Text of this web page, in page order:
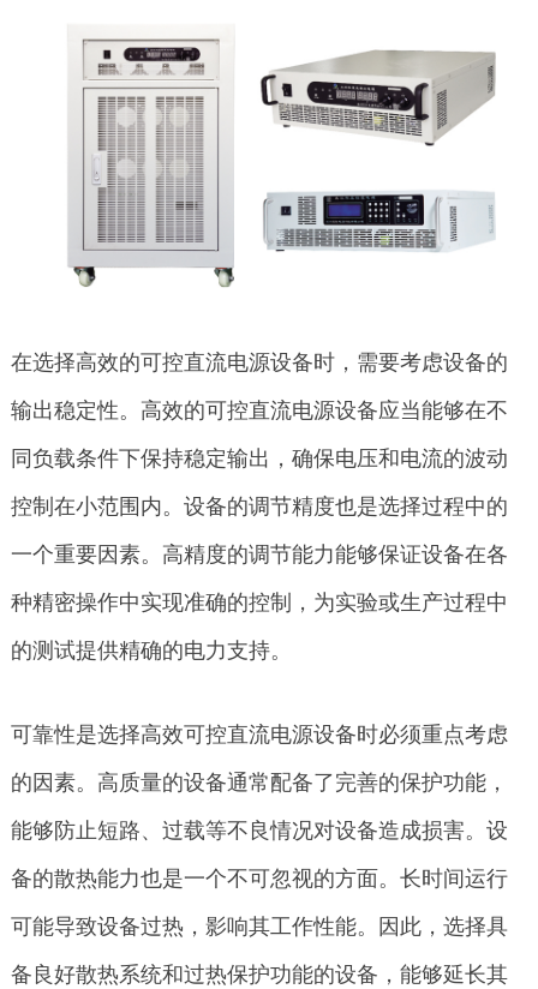
在选择高效的可控直流电源设备时，需要考虑设备的
输出稳定性。高效的可控直流电源设备应当能够在不
同负载条件下保持稳定输出，确保电压和电流的波动
控制在小范围内。设备的调节精度也是选择过程中的
一个重要因素。高精度的调节能力能够保证设备在各
种精密操作中实现准确的控制，为实验或生产过程中
的测试提供精确的电力支持。
可靠性是选择高效可控直流电源设备时必须重点考虑
的因素。高质量的设备通常配备了完善的保护功能，
能够防止短路、过载等不良情况对设备造成损害。设
备的散热能力也是一个不可忽视的方面。长时间运行
可能导致设备过热，影响其工作性能。因此，选择具
备良好散热系统和过热保护功能的设备，能够延长其